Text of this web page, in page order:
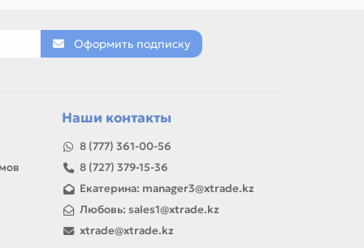
Оформить подписку
Наши контакты
8 (777) 361-00-56
8 (727) 379-15-36
Екатерина: manager3@xtrade.kz
Любовь: sales1@xtrade.kz
xtrade@xtrade.kz